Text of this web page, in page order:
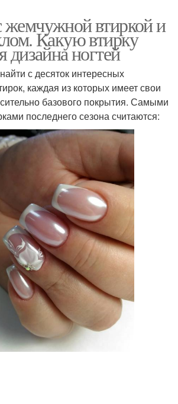
втиркой и
Какую втирку
дизайна ногтей
с десяток интересных
каждая из которых имеет свои
базового покрытия. Самыми
последнего сезона считаются: